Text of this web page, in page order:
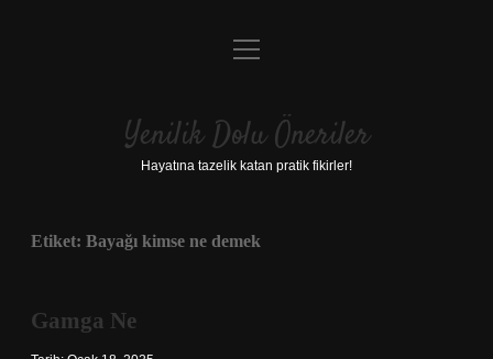
Anasayfa
Yasal Uyarı
menüyü
Yenilik Dolu Öneriler
Hayatına tazelik katan pratik fikirler!
Etiket: Bayağı kimse ne demek
Gamga Ne